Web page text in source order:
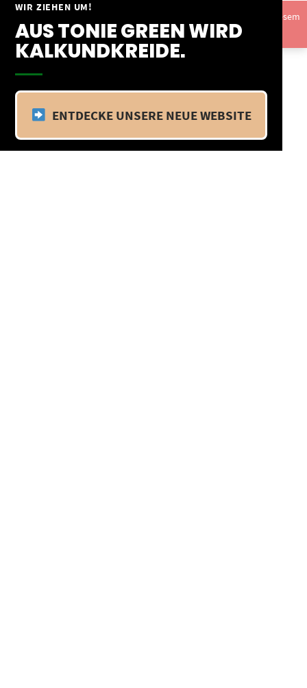
WIR ZIEHEN UM!
AUS TONIE GREEN WIRD
KALKUNDKREIDE.
ENTDECKE UNSERE NEUE WEBSITE
Springe
Inhalt
Vom 09.04.25 - 20.04.25 befinden wir uns im Betriebsurlaub. In diesem
Zeitraum findet kein Versand statt.Ausblenden